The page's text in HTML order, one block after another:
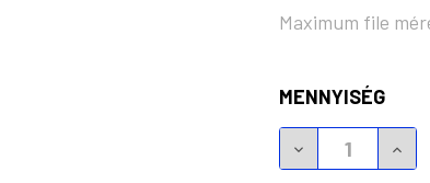
Maximum file
KÉSZLET:
MENNYISÉG
FLENTUL